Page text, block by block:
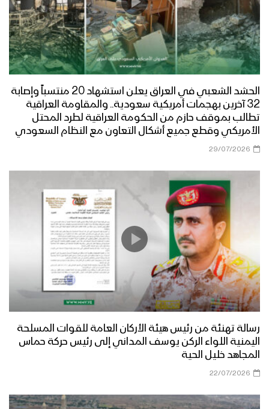
الحشد الشعبي في العراق يعلن استشهاد 20 منتسباً وإصابة
32 آخرين بهجمات أمريكية سعودية.. والمقاومة العراقية
تطالب بموقف حازم من الحكومة العراقية لطرد المحتل
الأمريكي وقطع جميع أشكال التعاون مع النظام السعودي
29/07/2026
رسالة تهنئة من رئيس هيئة الأركان العامة للقوات المسلحة
اليمنية اللواء الركن يوسف المداني إلى رئيس حركة حماس
المجاهد خليل الحية
22/07/2026